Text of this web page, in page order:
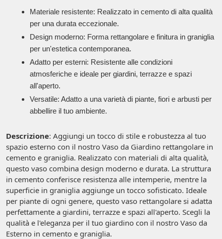
Materiale resistente: Realizzato in cemento di alta qualità
per una durata eccezionale.
Design moderno: Forma rettangolare e finitura in graniglia
per un'estetica contemporanea.
Adatto per esterni: Resistente alle condizioni
atmosferiche e ideale per giardini, terrazze e spazi
all'aperto.
Versatile: Adatto a una varietà di piante, fiori e arbusti per
abbellire il tuo ambiente.
Descrizione: Aggiungi un tocco di stile e robustezza al tuo
spazio esterno con il nostro Vaso da Giardino rettangolare in
cemento e graniglia. Realizzato con materiali di alta qualità,
questo vaso combina design moderno e durata. La struttura
in cemento conferisce resistenza alle intemperie, mentre la
superficie in graniglia aggiunge un tocco sofisticato. Ideale
per piante di ogni genere, questo vaso rettangolare si adatta
perfettamente a giardini, terrazze e spazi all'aperto. Scegli la
qualità e l'eleganza per il tuo giardino con il nostro Vaso da
Esterno in cemento e graniglia.